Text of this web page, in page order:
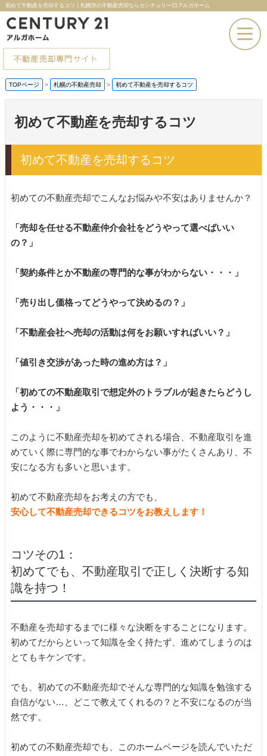
初めて不動産を売却するコツ｜札幌市の不動産売却ならセンチュリー21アルガホーム
お電話での問い合わせ
その場で売却査定
早く 高く 秘密に
スタッフ紹介 会社概要
来店予約 お問い合わせ
TOPページ > 札幌の不動産売却 > 初めて不動産を売却するコツ
初めて不動産を売却するコツ
初めて不動産を売却するコツ
初めての不動産売却でこんなお悩みや不安はありませんか？
「売却を任せる不動産仲介会社をどうやって選べばいい
の？」
「契約条件とか不動産の専門的な事がわからない・・・」
「売り出し価格ってどうやって決めるの？」
「不動産会社へ売却の活動は何をお願いすればいい？」
「値引き交渉があった時の進め方は？」
「初めての不動産取引で想定外のトラブルが起きたらどうし
よう・・・」
このように不動産売却を初めてされる場合、不動産取引を進
めていく際に専門的な事でわからない事がたくさんあり、不
安になる方も多いと思います。
初めて不動産売却をお考えの方でも、
安心して不動産売却できるコツをお教えします！
コツその1：
初めてでも、不動産取引で正しく決断する知
識を持つ！
不動産を売却するまでに様々な決断をすることになります。
初めてだからといって知識を全く持たず、進めてしまうのは
とてもキケンです。
でも、初めての不動産売却でそんな専門的な知識を勉強する
自信がない…、どこで教えてくれるの？と不安になるのが当
然です。
初めての不動産売却でも、このホームページを読んでいただ